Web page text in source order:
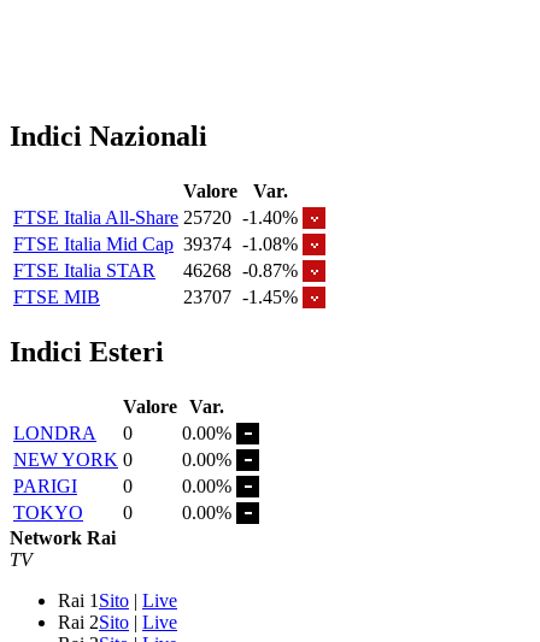
Indici Nazionali
Valore
Var.
FTSE Italia All-Share 25720 -1.40%
FTSE Italia Mid Cap 39374 -1.08%
FTSE Italia STAR
46268 -0.87%
FTSE MIB
23707 -1.45%
Indici Esteri
Valore Var.
LONDRA
0
0.00%
NEW YORK 0
0.00%
PARIGI
0
0.00%
TOKYO
0
0.00%
Network Rai
TV
Rai 1 Sito | Live
Rai 2Sito | Live